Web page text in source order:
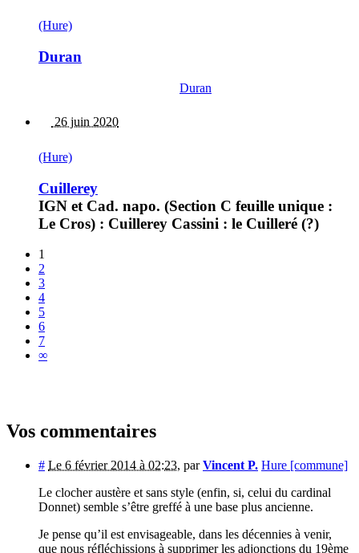
(Hure)
Duran
Duran
26 juin 2020
(Hure)
Cuillerey
IGN et Cad. napo. (Section C feuille unique :
Le Cros) : Cuillerey Cassini : le Cuilleré (?)
1
2
3
4
5
6
7
∞
Vos commentaires
# Le 6 février 2014 à 02:23, parVincent P. Hure [commune]
Le clocher austère et sans style (enfin, si, celui du cardinal
Donnet) semble s’être greffé à une base plus ancienne.
Je pense qu’il est envisageable, dans les décennies à venir,
que nous réfléchissions à supprimer les adjonctions du 19ème